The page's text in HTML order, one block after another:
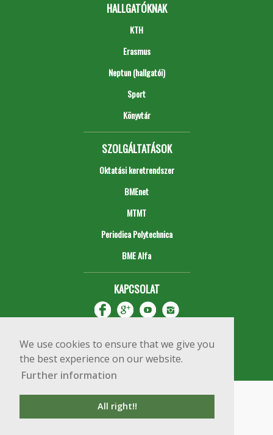
We use cookies to ensure that we give you
the best experience on our website.
Further information
All right!!
HALLGATÓKNAK
KTH
Erasmus
Neptun (hallgatói)
Sport
Könyvtár
SZOLGÁLTATÁSOK
Oktatási keretrendszer
BMEnet
MTMT
Periodica Polytechnica
BME Alfa
KAPCSOLAT
Copyright © 2020 BME Építőmérnöki Kar
1111 Budapest, Műegyetem rkp. 3.